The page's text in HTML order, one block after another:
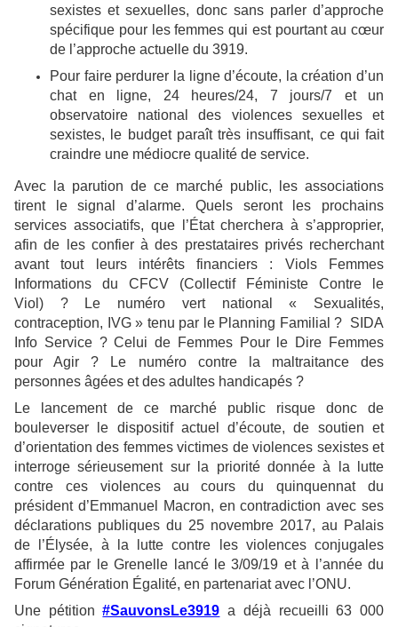
sexistes et sexuelles, donc sans parler d’approche
spécifique pour les femmes qui est pourtant au cœur
de l’approche actuelle du 3919.
Pour faire perdurer la ligne d’écoute, la création d’un
chat en ligne, 24 heures/24, 7 jours/7 et un
observatoire national des violences sexuelles et
sexistes, le budget paraît très insuffisant, ce qui fait
craindre une médiocre qualité de service.
Avec la parution de ce marché public, les associations
tirent le signal d’alarme. Quels seront les prochains
services associatifs, que l’État cherchera à s’approprier,
afin de les confier à des prestataires privés recherchant
avant tout leurs intérêts financiers : Viols Femmes
Informations du CFCV (Collectif Féministe Contre le
Viol) ? Le numéro vert national « Sexualités,
contraception, IVG » tenu par le Planning Familial ? SIDA
Info Service ? Celui de Femmes Pour le Dire Femmes
pour Agir ? Le numéro contre la maltraitance des
personnes âgées et des adultes handicapés ?
Le lancement de ce marché public risque donc de
bouleverser le dispositif actuel d’écoute, de soutien et
d’orientation des femmes victimes de violences sexistes et
interroge sérieusement sur la priorité donnée à la lutte
contre ces violences au cours du quinquennat du
président d’Emmanuel Macron, en contradiction avec ses
déclarations publiques du 25 novembre 2017, au Palais
de l’Élysée, à la lutte contre les violences conjugales
affirmée par le Grenelle lancé le 3/09/19 et à l’année du
Forum Génération Égalité, en partenariat avec l’ONU.
Une pétition#SauvonsLe3919 a déjà recueilli 63 000